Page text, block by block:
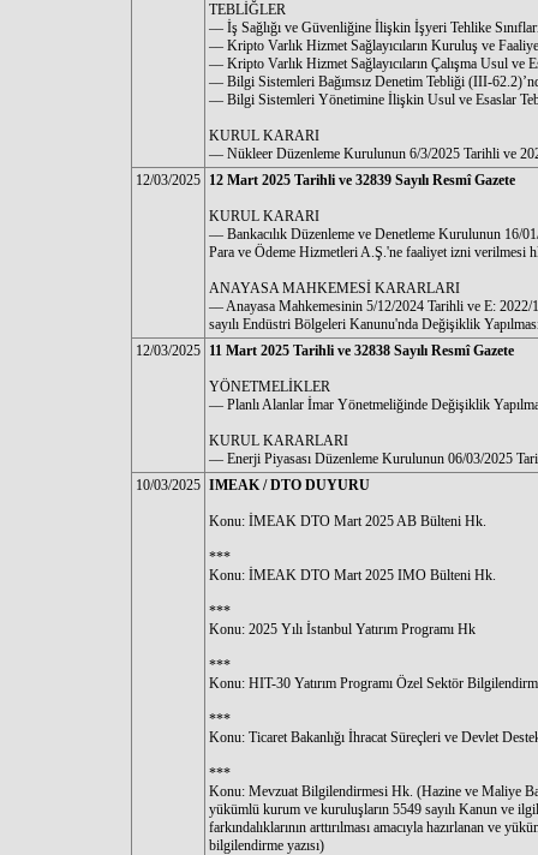
TEBLİĞLER
–– İş Sağlığı ve Güvenliğine İlişkin İşyeri Tehlike
–– Kripto Varlık Hizmet Sağlayıcıların Kuruluş ve
–– Kripto Varlık Hizmet Sağlayıcıların Çalışma Usul
–– Bilgi Sistemleri Bağımsız Denetim Tebliği (III-
–– Bilgi Sistemleri Yönetimine İlişkin Usul ve Esaslar
KURUL KARARI
–– Nükleer Düzenleme Kurulunun 6/3/2025 Tarihli ve
12/03/2025 12 Mart 2025 Tarihli ve 32839 Sayılı Resmî Gazete
KURUL KARARI
–– Bankacılık Düzenleme ve Denetleme Kurulunun 16/
Para ve Ödeme Hizmetleri A.Ş.'ne faaliyet izni verilmesi
ANAYASA MAHKEMESİ KARARLARI
–– Anayasa Mahkemesinin 5/12/2024 Tarihli ve E:
sayılı Endüstri Bölgeleri Kanunu'nda Değişiklik
12/03/2025 11 Mart 2025 Tarihli ve 32838 Sayılı Resmî Gazete
YÖNETMELİKLER
–– Planlı Alanlar İmar Yönetmeliğinde Değişiklik
KURUL KARARLARI
–– Enerji Piyasası Düzenleme Kurulunun 06/03/2025
10/03/2025 IMEAK / DTO DUYURU
Konu: İMEAK DTO Mart 2025 AB Bülteni Hk.
***
Konu: İMEAK DTO Mart 2025 IMO Bülteni Hk.
***
Konu: 2025 Yılı İstanbul Yatırım Programı Hk
***
Konu: HIT-30 Yatırım Programı Özel Sektör
***
Konu: Ticaret Bakanlığı İhracat Süreçleri ve Devlet
***
Konu: Mevzuat Bilgilendirmesi Hk. (Hazine ve Maliye
yükümlü kurum ve kuruluşların 5549 sayılı Kanun ve
farkındalıklarının arttırılması amacıyla hazırlanan ve
bilgilendirme yazısı)